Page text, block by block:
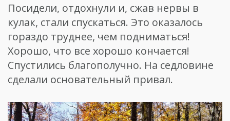
Посидели, отдохнули и, сжав нервы в
кулак, стали спускаться. Это оказалось
гораздо труднее, чем подниматься!
Хорошо, что все хорошо кончается!
Спустились благополучно. На седловине
сделали основательный привал.